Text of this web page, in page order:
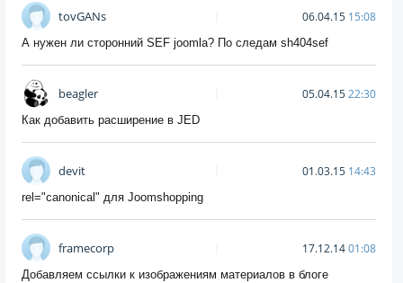
tovGANs 06.04.15 15:08
А нужен ли сторонний SEF joomla? По следам sh404sef
beagler 05.04.1522:30
Как добавить расширение в JED
devit 01.03.15 14:43
rel="canonical" для Joomshopping
framecorp 17.12.1401:08
Добавляем ссылки к изображениям материалов в блоге